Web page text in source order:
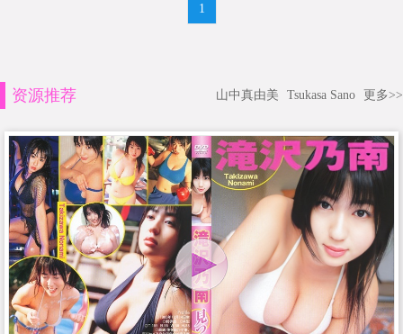
1
资源推荐 山中真由美 Tsukasa Sano 更多>>